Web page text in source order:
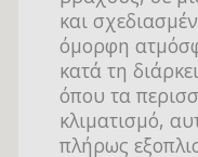
και
όμορφη
κατά τη
όπου τα
κλιματισμό,
πλήρως